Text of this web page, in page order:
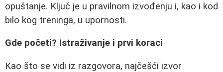
opuštanje. Ključ je u pravilnom izvođenju i, kao i kod
bilo kog treninga, u upornosti.
Gde početi? Istraživanje i prvi koraci
Kao što se vidi iz razgovora, najčešći izvor